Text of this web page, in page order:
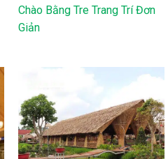
Chào Bằng Tre Trang Trí Đơn
Giản